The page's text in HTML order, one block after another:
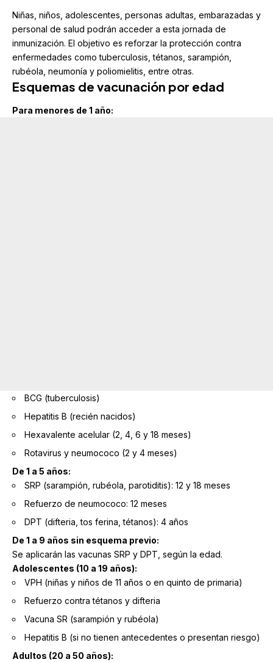
Niñas, niños, adolescentes, personas adultas, embarazadas y
personal de salud podrán acceder a esta jornada de
inmunización. El objetivo es reforzar la protección contra
enfermedades como tuberculosis, tétanos, sarampión,
rubéola, neumonía y poliomielitis, entre otras.
Esquemas de vacunación por edad
Para menores de 1 año:
BCG (tuberculosis)
Hepatitis B (recién nacidos)
Hexavalente acelular (2, 4, 6 y 18 meses)
Rotavirus y neumococo (2 y 4 meses)
De 1 a 5 años:
SRP (sarampión, rubéola, parotiditis): 12 y 18 meses
Refuerzo de neumococo: 12 meses
DPT (difteria, tos ferina, tétanos): 4 años
De 1 a 9 años sin esquema previo:
Se aplicarán las vacunas SRP y DPT, según la edad.
Adolescentes (10 a 19 años):
VPH (niñas y niños de 11 años o en quinto de primaria)
Refuerzo contra tétanos y difteria
Vacuna SR (sarampión y rubéola)
Hepatitis B (si no tienen antecedentes o presentan riesgo)
Adultos (20 a 50 años):